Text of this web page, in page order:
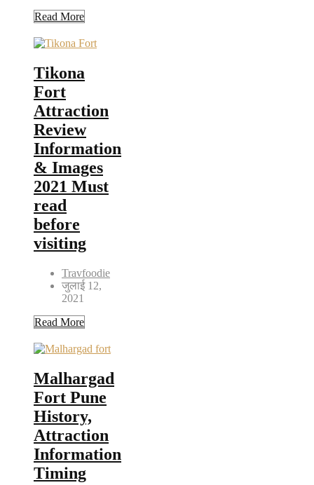
Read More
Tikona
Fort
Attraction
Review
Information
& Images
2021 Must
read
before
visiting
Travfoodie
जुलाई 12,
2021
Read More
Malhargad
Fort Pune
History,
Attraction
Information
Timing